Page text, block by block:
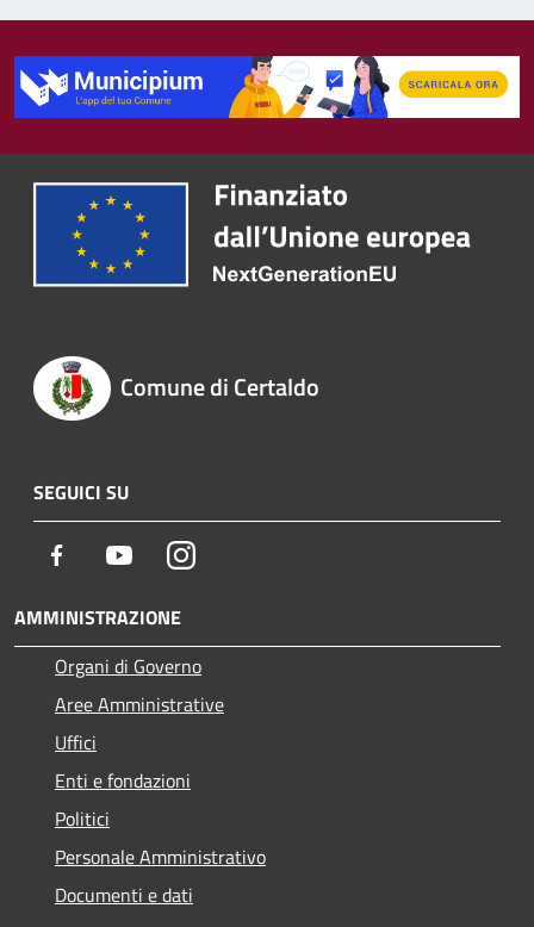
Comune di Certaldo
SEGUICI SU
Facebook YoutubeInstagram
AMMINISTRAZIONE
Organi di Governo
Aree Amministrative
Uffici
Enti e fondazioni
Politici
Personale Amministrativo
Documenti e dati